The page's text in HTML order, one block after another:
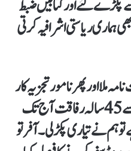
پکڑے گئے اور کتابیں ضبط
ہماری ریاستی اشرافیہ کرتی
ملا اور پھر نامور تجزیہ کار
اور اینکر وسعت اللہ خان،جن سے 45 سالہ رفاقت آج تک
ہم نے تیاری پکڑ لی۔ آفر تو